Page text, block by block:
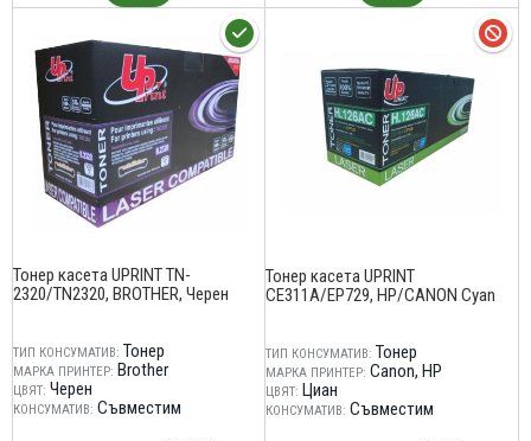
Тонер касета UPRINT TN-
2320/TN2320, BROTHER, Черен
ТИП КОНСУМАТИВ: Тонер
МАРКА ПРИНТЕР: Brother
ЦВЯТ: Черен
КОНСУМАТИВ: Съвместим
Тонер касета UPRINT
CE311A/EP729, HP/CANON Cyan
ТИП КОНСУМАТИВ: Тонер
МАРКА ПРИНТЕР: Canon HP
ЦВЯТ: Циан
КОНСУМАТИВ: Съвместим